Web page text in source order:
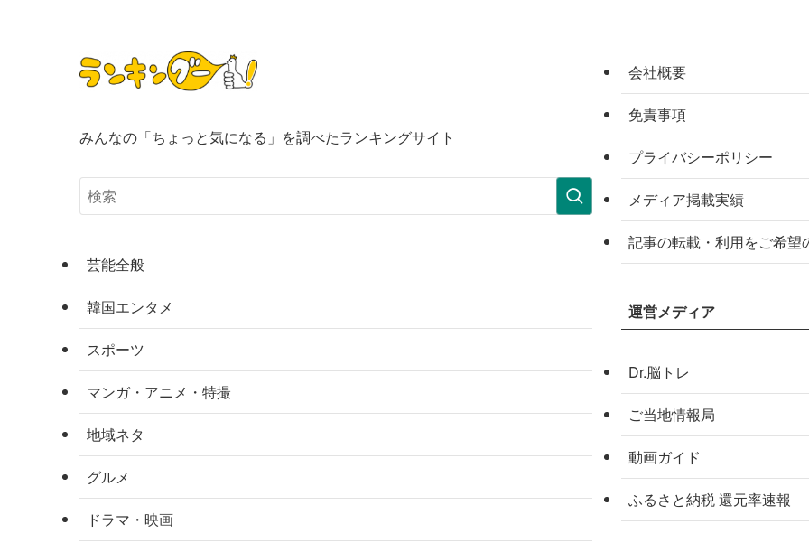
みんなの「ちょっと気になる」を調べたランキングサイト
芸能全般
韓国エンタメ
スポーツ
マンガ・アニメ・特撮
地域ネタ
グルメ
ドラマ・映画
会社概要
免責事項
プライバシーポリシー
メディア掲載実績
記事の転載・利用をご希望
運営メディア
Dr.脳トレ
ご当地情報局
動画ガイド
ふるさと納税 還元率速報